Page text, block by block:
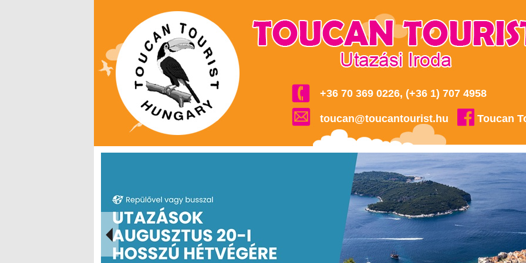
+36 70 369 0226, (+36 1) 707 4958
toucan@toucantourist.hu Toucan